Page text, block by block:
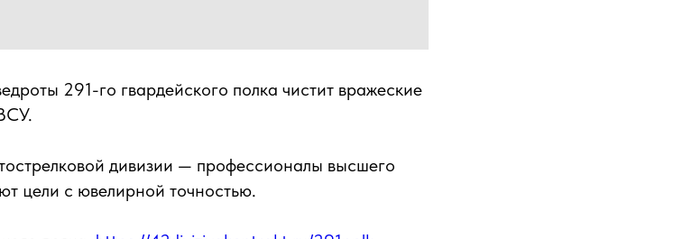
291-го гвардейского полка чистит вражеские
дивизии — профессионалы высшего
цели с ювелирной точностью.